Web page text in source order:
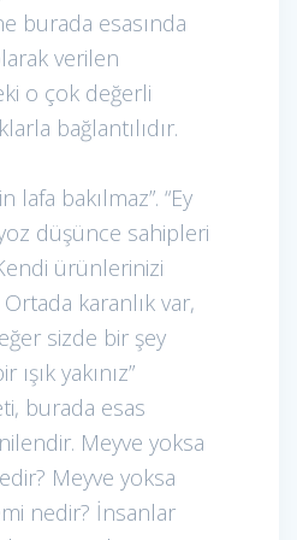
burada esasında
verilen
o çok değerli
bağlantılıdır.
lafa bakılmaz”. “Ey
düşünce sahipleri
ürünlerinizi
karanlık var,
sizde bir şey
ışık yakınız”
burada esas
Meyve yoksa
Meyve yoksa
nedir? İnsanlar